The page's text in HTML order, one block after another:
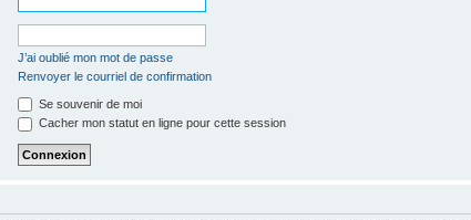
J’ai oublié mon mot de passe
Renvoyer le courriel de confirmation
Se souvenir de moi
Cacher mon statut en ligne pour cette session